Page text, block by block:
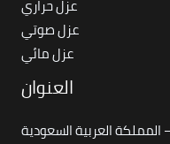
عزل حراري
عزل صوتي
عزل مائي
العنوان
المملكة العربية السعودية